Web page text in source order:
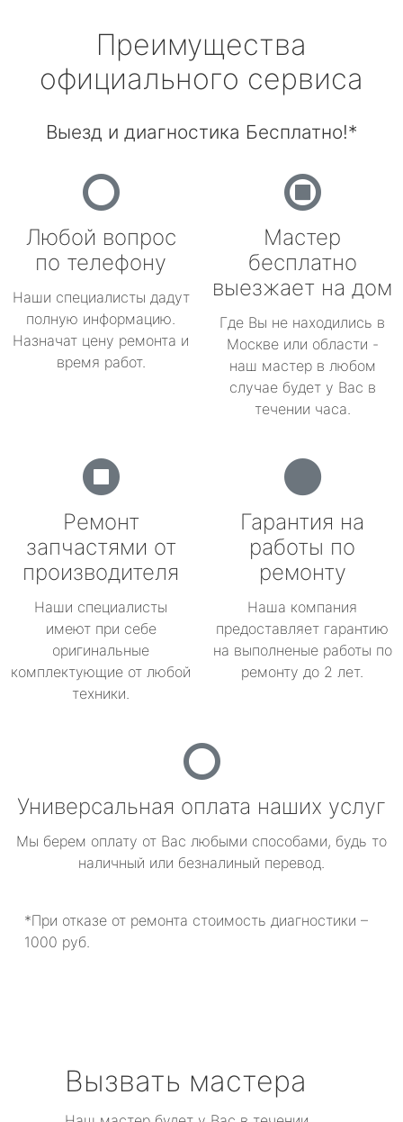
Преимущества
официального сервиса
Выезд и диагностика Бесплатно!*
Любой вопрос
по телефону
Наши специалисты дадут
полную информацию.
Назначат цену ремонта и
время работ.
Мастер
бесплатно
выезжает на дом
Где Вы не находились в
Москве или области -
наш мастер в любом
случае будет у Вас в
течении часа.
Ремонт
запчастями от
производителя
Наши специалисты
имеют при себе
оригинальные
комплектующие от любой
техники.
Гарантия на
работы по
ремонту
Наша компания
предоставляет гарантию
на выполненые работы по
ремонту до 2 лет.
Универсальная оплата наших услуг
Мы берем оплату от Вас любыми способами, будь то
наличный или безналиный перевод.
*При отказе от ремонта стоимость диагностики –
1000 руб.
Вызвать мастера